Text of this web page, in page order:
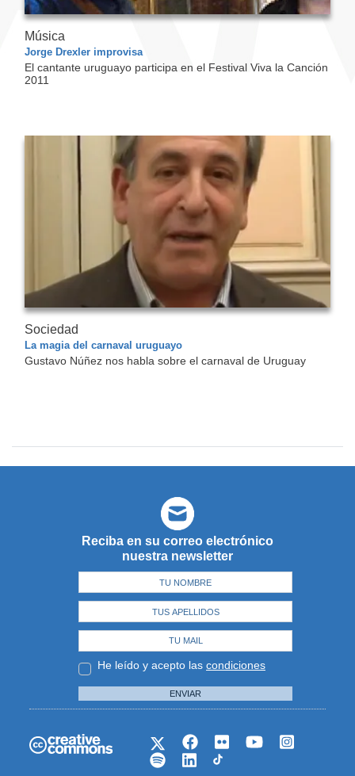
Música
Jorge Drexler improvisa
El cantante uruguayo participa en el Festival Viva la Canción
2011
Sociedad
La magia del carnaval uruguayo
Gustavo Núñez nos habla sobre el carnaval de Uruguay
Reciba en su correo electrónico
nuestra newsletter
He leído y acepto las condiciones
ENVIAR